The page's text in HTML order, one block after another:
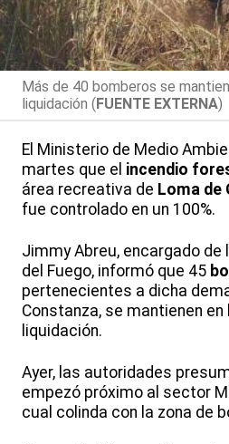
Más de 40 bomberos se
liquidación (FUENTE EXTERNA)
El Ministerio de Medio
martes que el incendio
área recreativa de Loma de
fue controlado en un 100%.
Jimmy Abreu, encargado de
del Fuego, informó que 45
pertenecientes a dicha
Constanza, se mantienen en
liquidación.
Ayer, las autoridades
empezó próximo al sector
cual colinda con la zona de